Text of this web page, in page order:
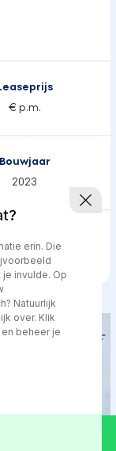
€ p.m.
Bouwjaar
2023
Hybride
erin. Die
je invulde. Op
Natuurlijk
over. Klik
beheer je